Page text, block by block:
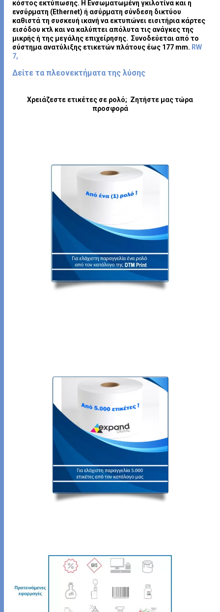
κόστος εκτύπωσης. Η Ενσωματωμένη γκιλοτίνα και η
ενσύρματη (Ethernet) ή ασύρματη σύνδεση δικτύου
καθιστά τη συσκευή ικανή να εκτυπώνει εισιτήρια κάρτες
εισόδου κτλ και να καλύπτει απόλυτα τις ανάγκες της
μικρής ή της μεγάλης επιχείρησης. Συνοδεύεται από το
σύστημα ανατύλιξης ετικετών πλάτους έως 177 mm. RW
7,
Δείτε τα πλεονεκτήματα της λύσης
Χρειάζεστε ετικέτες σε ρολό; Ζητήστε μας τώρα
προσφορά